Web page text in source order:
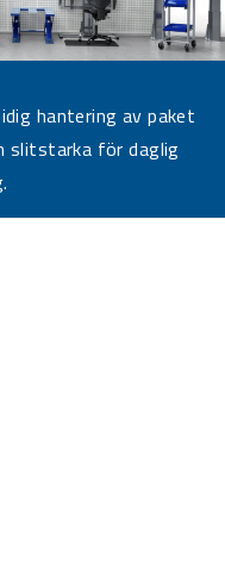
hantering av paket
slitstarka för daglig